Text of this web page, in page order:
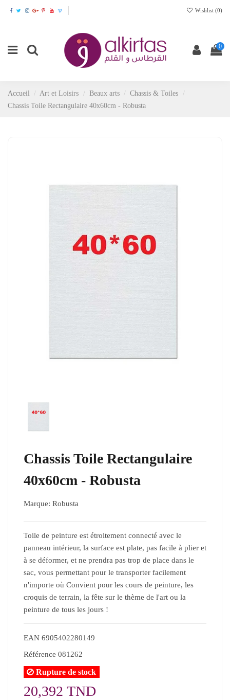
Wishlist (0)
0
Accueil Art et Loisirs Beaux arts
Chassis & Toiles
Chassis Toile Rectangulaire 40x60cm - Robusta
Chassis Toile Rectangulaire
40x60cm - Robusta
Marque: Robusta
Toile de peinture est étroitement connecté avec le
panneau intérieur, la surface est plate, pas facile à plier et
à se déformer, et ne prendra pas trop de place dans le
sac, vous permettant pour le transporter facilement
n'importe où Convient pour les cours de peinture, les
croquis de terrain, la fête sur le thème de l'art ou la
peinture de tous les jours !
EAN 6905402280149
Référence 081262
Rupture de stock
20,392 TND